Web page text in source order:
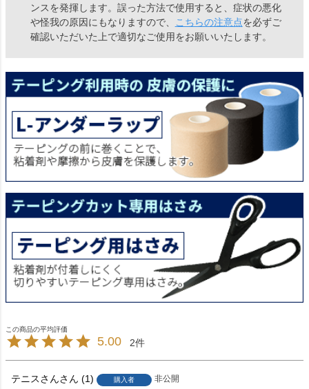
ンスを発揮します。誤った方法で使用すると、症状の悪化
や怪我の原因にもなりますので、
こちらの注意点を必ずご
確認いただいた上で適切なご使用をお願いいたします。
5.00 2
テニスさん 1 購入者
非公開